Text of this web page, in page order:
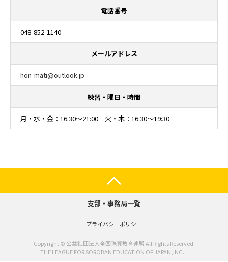
電話番号
048-852-1140
メールアドレス
hon-mati@outlook.jp
練習・曜日・時間
月・水・金：16:30～21:00 火・木：16:30～19:30
支部・事務局一覧
プライバシーポリシー
Copyright © 公益社団法人全国珠算教育連盟 All Rights Reserved.
THE LEAGUE FOR SOROBAN EDUCATION OF JAPAN,INC．